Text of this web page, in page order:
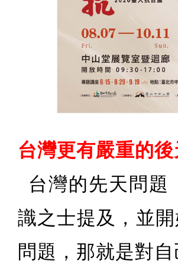
台灣更有嚴重的
台灣的先天問題
識之士提及，並
問題，那就是對